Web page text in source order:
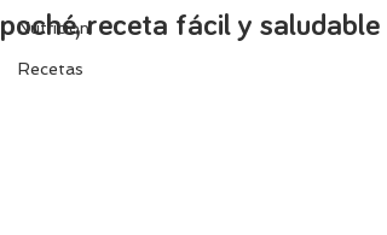
Nutricion
Recetas
poché, receta fácil y saludable